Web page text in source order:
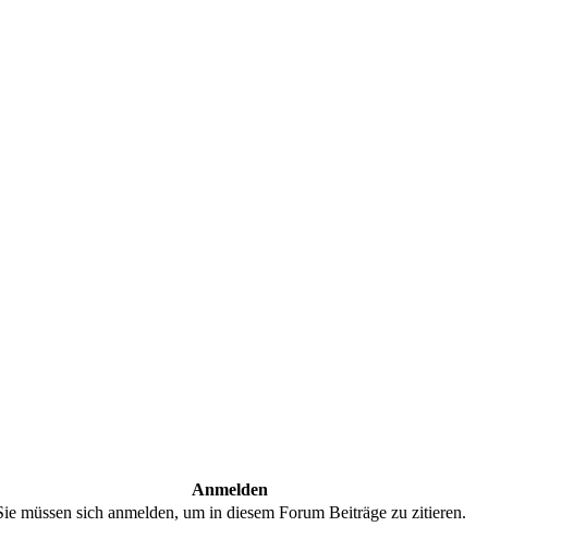
Anmelden
müssen sich anmelden, um in diesem Forum Beiträge zu zitieren.